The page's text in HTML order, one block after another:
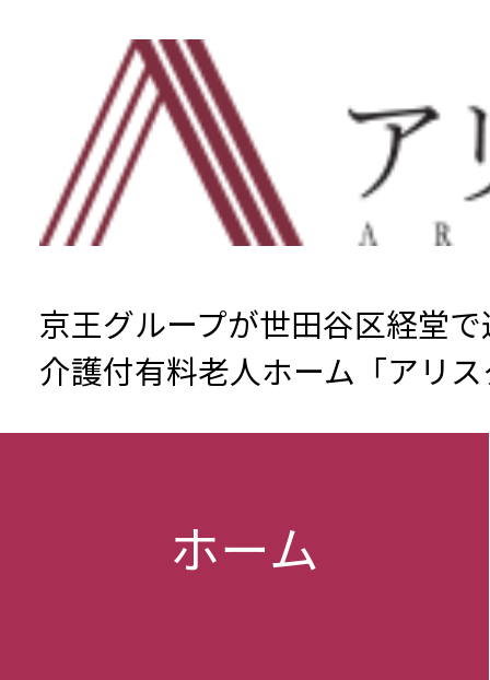
京王グループが世田谷区経堂
介護付有料老人ホーム「アリ
ホーム